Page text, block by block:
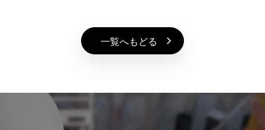
一覧へもどる